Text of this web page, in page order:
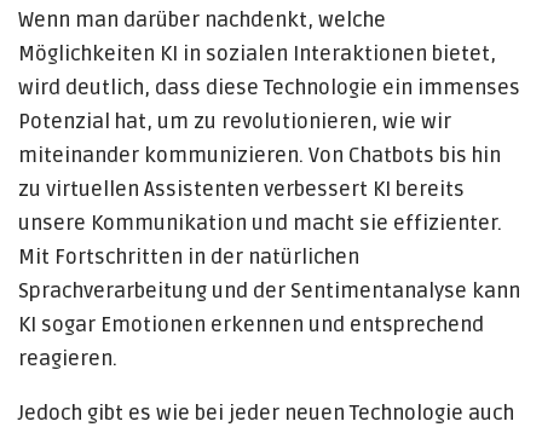
Wenn man darüber nachdenkt, welche
Möglichkeiten KI in sozialen Interaktionen bietet,
wird deutlich, dass diese Technologie ein immenses
Potenzial hat, um zu revolutionieren, wie wir
miteinander kommunizieren. Von Chatbots bis hin
zu virtuellen Assistenten verbessert KI bereits
unsere Kommunikation und macht sie effizienter.
Mit Fortschritten in der natürlichen
Sprachverarbeitung und der Sentimentanalyse kann
KI sogar Emotionen erkennen und entsprechend
reagieren.
Jedoch gibt es wie bei jeder neuen Technologie auch